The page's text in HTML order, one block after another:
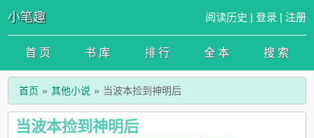
小笔趣 阅读历史 | 登录 | 注册
首 页 书 库 排 行 全 本 搜 索
首页 其他小说 当波本捡到神明后
当波本捡到神明后